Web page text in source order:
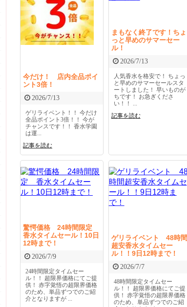
今だけ！ 店内全品ポイ
ント3倍！
2026/7/13
ゲリライベント！！ 今だけ
全品ポイント3倍！！ 今が
チャンスです！！ 香水学園
は運...
記事を読む
まもなく終了です！ちょ
っと早めのサマーセー
ル！
2026/7/13
人気香水を格安で！ ちょっ
と早めのサマーセールスタ
ートしました！ 早いものが
ちです！ お急ぎくださ
い！！ ...
記事を読む
驚愕価格 24時間限定
香水タイムセール！10日
12時まで！
2026/7/9
24時間限定タイムセー
ル！！ 超限界価格にてご提
供！ 赤字覚悟の超限界価格
のため、単品ずつでのご紹
介となりますが ...
ゲリライベント 48時間
超安香水タイムセー
ル！！9日12時まで！
2026/7/7
48時間限定タイムセー
ル！！ 超限界価格にてご提
供！ 赤字覚悟の超限界価格
のため、単品ずつでのご紹